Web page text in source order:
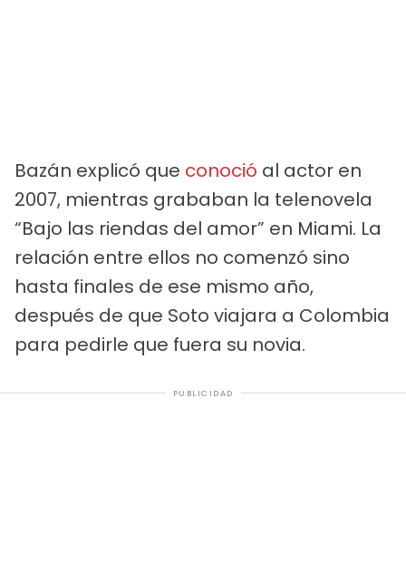
Bazán explicó que conoció al actor en
2007, mientras grababan la telenovela
“Bajo las riendas del amor” en Miami. La
relación entre ellos no comenzó sino
hasta finales de ese mismo año,
después de que Soto viajara a Colombia
para pedirle que fuera su novia.
PUBLICIDAD